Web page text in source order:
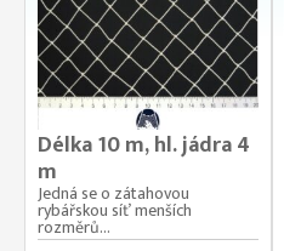
Délka 10 m, hl. jádra 4
m
Jedná se o zátahovou
rybářskou síť menších
rozměrů...